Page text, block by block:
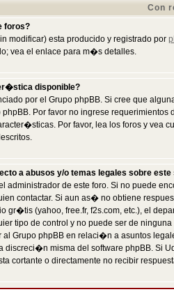
Con
foros?
modificar) esta producido y registrado por
vea el enlace para m�s detalles.
disponible?
por el Grupo phpBB. Si cree que
Por favor no ingrese
Por favor, lea los foros y vea
a abusos y/o temas legales sobre este
administrador de este foro. Si no puede
contactar. Si aun as� no obtiene
gr�tis (yahoo, free.fr, f2s.com, etc.), el
tipo de control y no puede ser de
Grupo phpBB en relaci�n a asuntos
discreci�n misma del software phpBB. Si
cortante o directamente no recibir